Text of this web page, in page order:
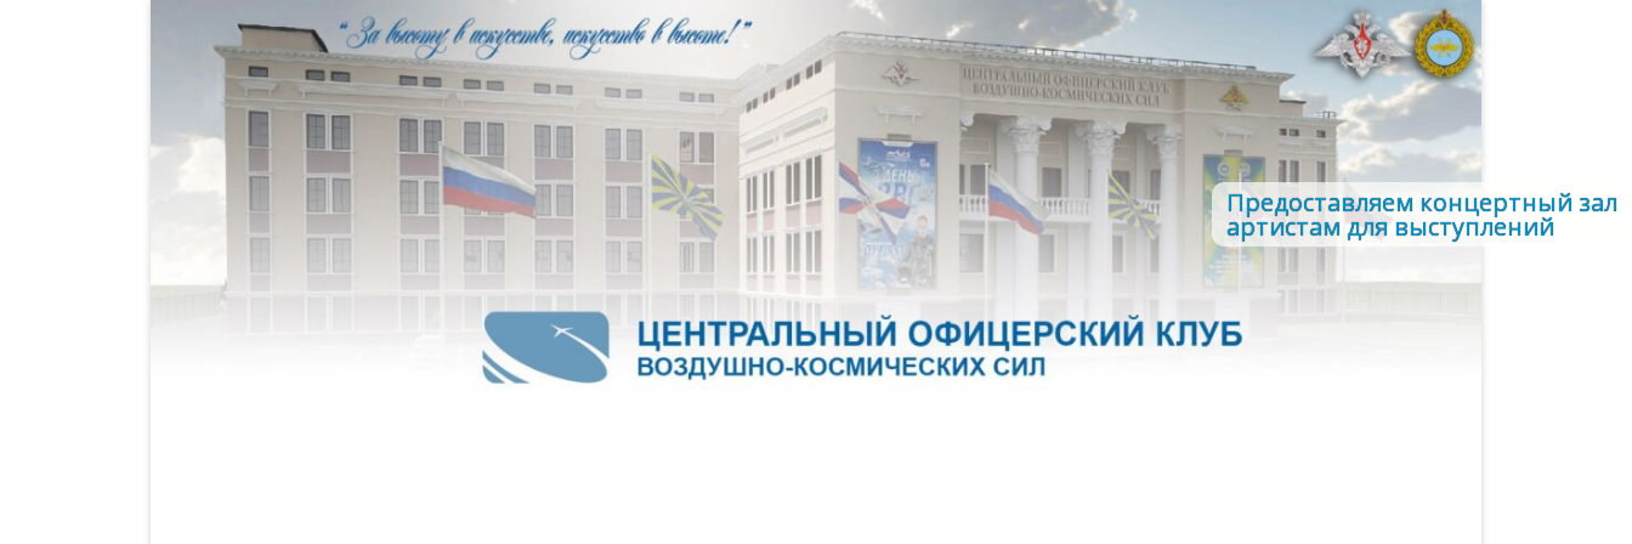
Центральный офицерский клуб Воздушно-космических сил
Предоставляем концертный зал
артистам для выступлений